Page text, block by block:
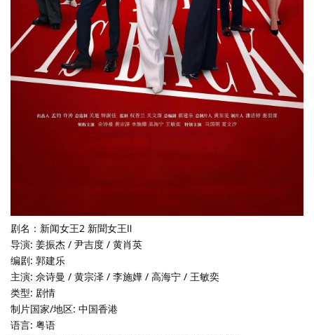
剧名：新闻女王2 新聞女王Ⅱ
导演: 姜振杰 / 尹吉度 / 黄肖英
编剧: 郭建乐
主演: 佘诗曼 / 黄宗泽 / 李施嬅 / 高海宁 / 王敏奕
类型: 剧情
制片国家/地区: 中国香港
语言: 粤语